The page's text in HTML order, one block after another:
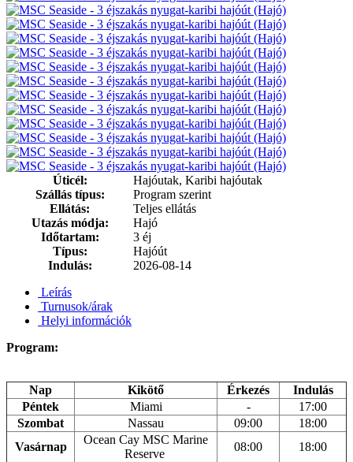
Úticél:
Hajóutak, Karibi hajóutak
Szállás típus:
Program szerint
Ellátás:
Teljes ellátás
Utazás módja:
Hajó
Időtartam:
3 éj
Típus:
Hajóút
Indulás:
2026-08-14
Leírás
Turnusok/árak
Helyi információk
Program:
Nap Kikötő Érkezés
Indulás
Péntek
Miami -
17:00
Szombat
Nassau 09:00
18:00
Vasárnap
Ocean Cay MSC Marine
Reserve
08:00
18:00